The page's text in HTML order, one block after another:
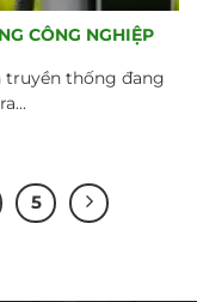
CÔNG NGHIỆP
truyền thống đang
5